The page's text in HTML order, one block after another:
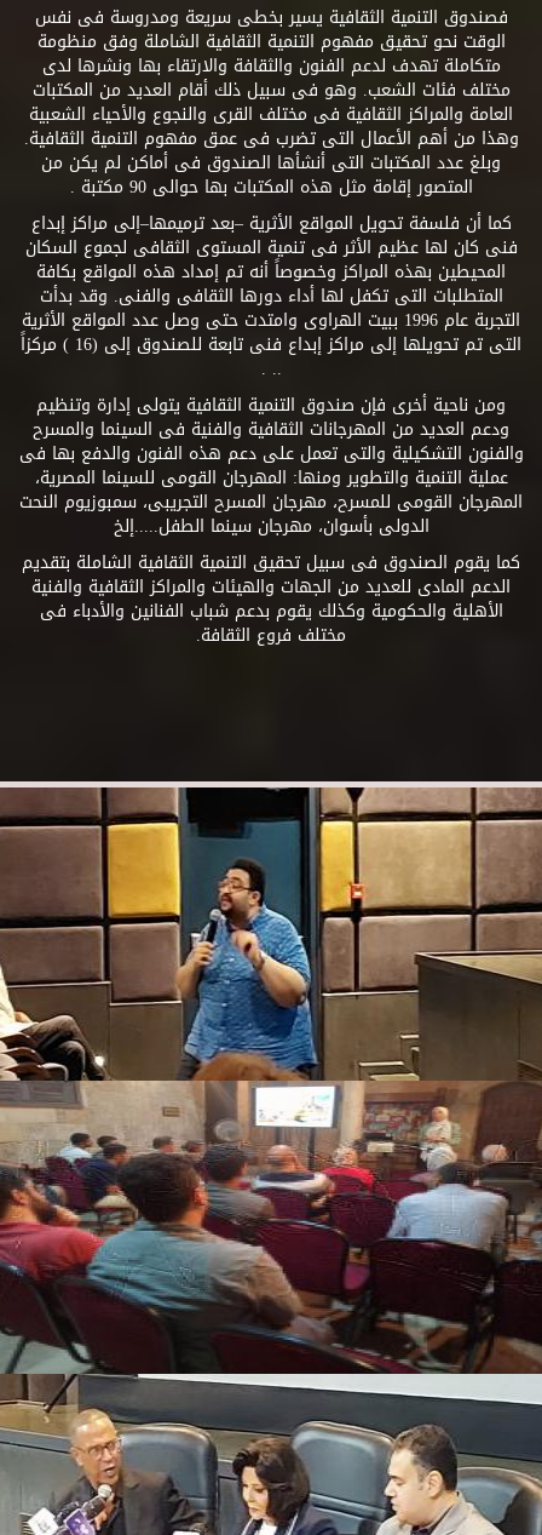
فصندوق التنمية الثقافية يسير بخطى سريعة ومدروسة فى نفس
الوقت نحو تحقيق مفهوم التنمية الثقافية الشاملة وفق منظومة
متكاملة تهدف لدعم الفنون والثقافة والارتقاء بها ونشرها لدى
مختلف فئات الشعب. وهو فى سبيل ذلك أقام العديد من المكتبات
العامة والمراكز الثقافية فى مختلف القرى والنجوع والأحياء الشعبية
وهذا من أهم الأعمال التى تضرب فى عمق مفهوم التنمية الثقافية.
وبلغ عدد المكتبات التى أنشأها الصندوق فى أماكن لم يكن من
المتصور إقامة مثل هذه المكتبات بها حوالى 90 مكتبة .
كما أن فلسفة تحويل المواقع الأثرية –بعد ترميمها–إلى مراكز إبداع
فنى كان لها عظيم الأثر فى تنمية المستوى الثقافى لجموع السكان
المحيطين بهذه المراكز وخصوصاً أنه تم إمداد هذه المواقع بكافة
المتطلبات التى تكفل لها أداء دورها الثقافى والفنى. وقد بدأت
التجربة عام 1996 ببيت الهراوى وامتدت حتى وصل عدد المواقع الأثرية
التى تم تحويلها إلى مراكز إبداع فنى تابعة للصندوق إلى (16 ) مركزاً
.. .
ومن ناحية أخرى فإن صندوق التنمية الثقافية يتولى إدارة وتنظيم
ودعم العديد من المهرجانات الثقافية والفنية فى السينما والمسرح
والفنون التشكيلية والتى تعمل على دعم هذه الفنون والدفع بها فى
عملية التنمية والتطوير ومنها: المهرجان القومى للسينما المصرية،
المهرجان القومى للمسرح، مهرجان المسرح التجريبى، سمبوزيوم النحت
الدولى بأسوان، مهرجان سينما الطفل.....إلخ
كما يقوم الصندوق فى سبيل تحقيق التنمية الثقافية الشاملة بتقديم
الدعم المادى للعديد من الجهات والهيئات والمراكز الثقافية والفنية
الأهلية والحكومية وكذلك يقوم بدعم شباب الفنانين والأدباء فى
مختلف فروع الثقافة.